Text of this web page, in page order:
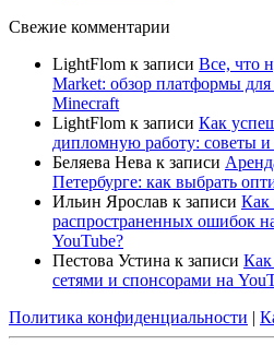
Свежие комментарии
LightFlom к записи Все, что
Market: обзор платформы
Minecraft
LightFlom к записи Как
дипломную работу: советы и
Беляева Нева к записи
Петербурге: как выбрать
Ильин Ярослав к записи Как
распространенных ошибок
YouTube?
Пестова Устина к записи Как
сетями и спонсорами на
Политика конфиденциальности |